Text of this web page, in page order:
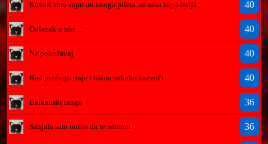
Kuvali smo supu od istoga pileta..al nasa supa bolja 40
Odlazak u noc .... 40
Ne pokušavaj 40
Kad predugo traje i tišina nekako zazvuči 40
Balkanski tango 36
Sanjala sam noćas da te nemam 36